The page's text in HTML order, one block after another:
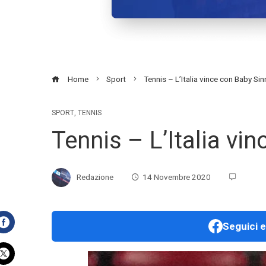
Home Sport Tennis – L’Italia vince con Baby
SPORT, TENNIS
Tennis – L’Italia
Redazione 14 Novembre 2020
Facebook
Seguici